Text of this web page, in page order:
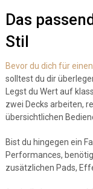
Das
Stil
Bevor du dich für
solltest du dir
Legst du Wert auf
zwei Decks arbeiten,
übersichtlichen
Bist du hingegen ein
Performances,
zusätzlichen Pads,